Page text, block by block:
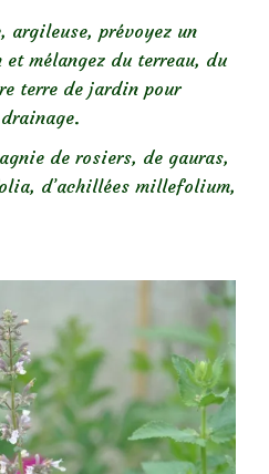
argileuse, prévoyez un
mélangez du terreau, du
terre de jardin pour
de rosiers, de gauras,
d’achillées millefolium,